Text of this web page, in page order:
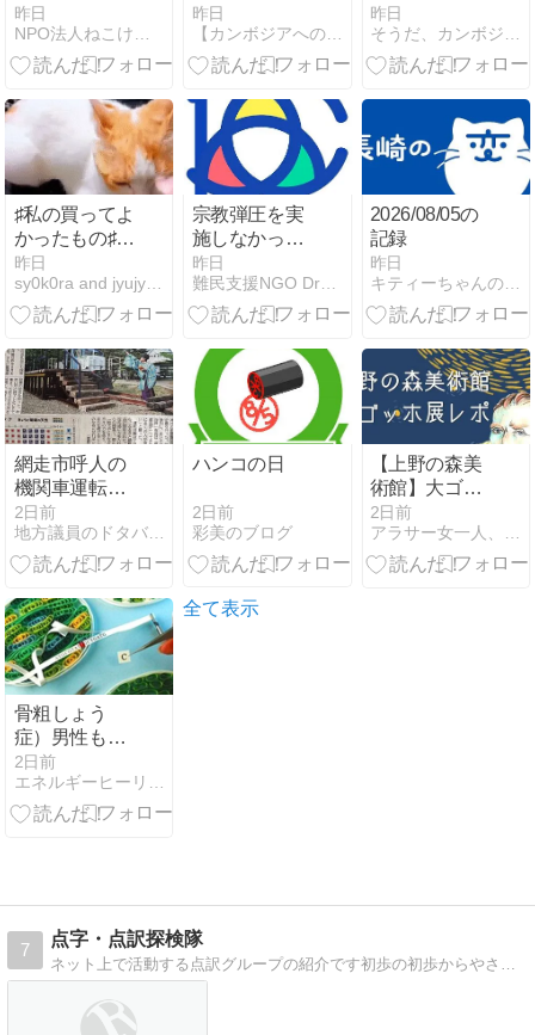
ルアニマルク
リニック！＆
脱走の際に
昨日
NPO法人ねこけん公式ブログ
焼した家族の
ために
昨日
【カンボジアへの教育支援】チアフルスマイル
焼した家族の
ために
昨日
そうだ、カンボジアに支援しよう！
♯私の買ってよ
かったもの♯わ
んこの牛乳♯朝
夕のお散歩♯毎
日飲む ♯心理
の子みてみて
昨日
sy0k0ra and jyujyu and AI
宗教弾圧を実
施しなかった
チベット人の
役人が中国当
局に解任され
昨日
難民支援NGO Dream for Children
2026/08/05の
記録
昨日
キティーちゃんのブログ
網走市呼人の
機関車運転体
験と旧市役所
跡地活用が前
進しました
2日前
地方議員のドタバタ日記
ハンコの日
2日前
彩美のブログ
【上野の森美
術館】大ゴッ
ホ展「夜のカ
フェテラス」
レポ
2日前
アラサー女一人、マレーシア留学
骨粗しょう
症）男性も要
注意！ 原因に
糖尿病、リウ
マチ、ステロ
2日前
エネルギーヒーリング 奇跡への入り口
全て表示
7
点字・点訳探検隊
ネット上で活動する点訳グループの紹介です初歩の初歩からやさしく教えます。自分の時間で自宅で出来るパソコンボランティア。